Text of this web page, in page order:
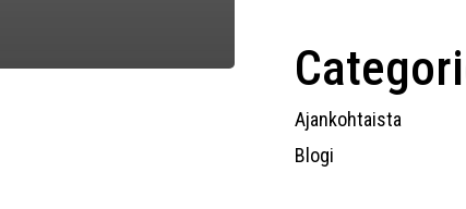
Ajankohtaista
Blogi